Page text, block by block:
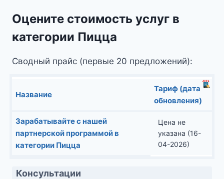
Оцените стоимость услуг в
категории Пицца
Сводный прайс (первые 20 предложений):
Название
Тариф (дата
обновления)
Зарабатывайте с нашей
партнерской программой в
категории Пицца
Цена не
указана (16-
04-2026)
Консультации